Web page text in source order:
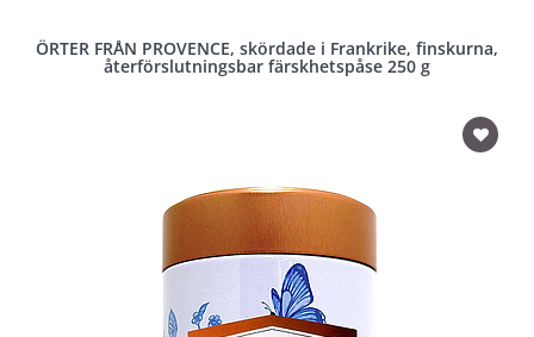
ÖRTER FRÅN PROVENCE, skördade i Frankrike, finskurna,
återförslutningsbar färskhetspåse 250 g